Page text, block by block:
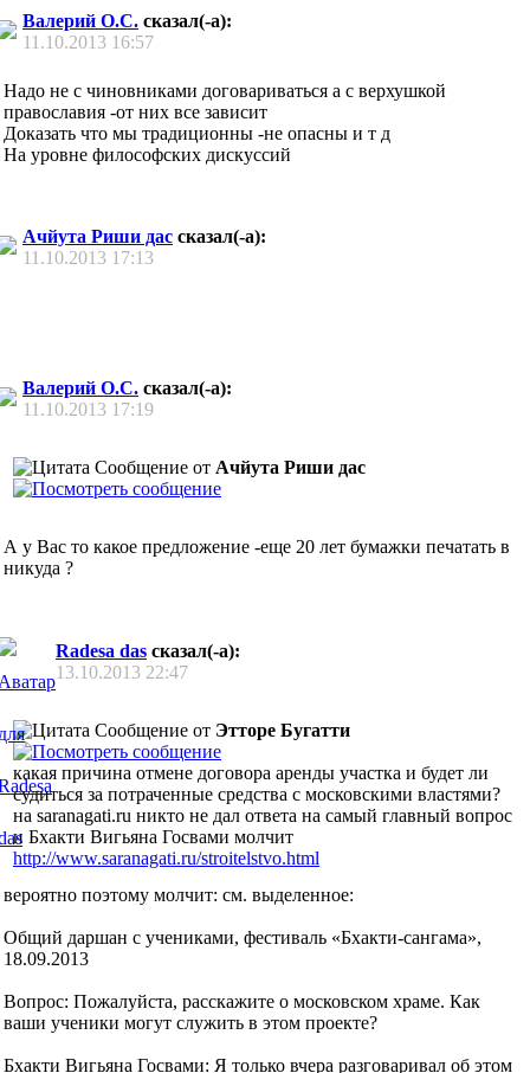
Валерий О.С. сказал(-а):
11.10.2013 16:57
Надо не с чиновниками договариваться а с верхушкой
православия -от них все зависит
Доказать что мы традиционны -не опасны и т д
На уровне философских дискуссий
Ачйута Риши дас сказал(-а):
11.10.2013 17:13
Валерий О.С. сказал(-а):
11.10.2013 17:19
Сообщение от Ачйута Риши дас
А у Вас то какое предложение -еще 20 лет бумажки печатать в
никуда ?
Radesa das сказал(-а):
13.10.2013 22:47
Сообщение от Этторе Бугатти
какая причина отмене договора аренды участка и будет ли
судиться за потраченные средства с московскими властями?
на saranagati.ru никто не дал ответа на самый главный вопрос
и Бхакти Вигьяна Госвами молчит
http://www.saranagati.ru/stroitelstvo.html
вероятно поэтому молчит: см. выделенное:
Общий даршан с учениками, фестиваль «Бхакти-сангама»,
18.09.2013
Вопрос: Пожалуйста, расскажите о московском храме. Как
ваши ученики могут служить в этом проекте?
Бхакти Вигьяна Госвами: Я только вчера разговаривал об этом